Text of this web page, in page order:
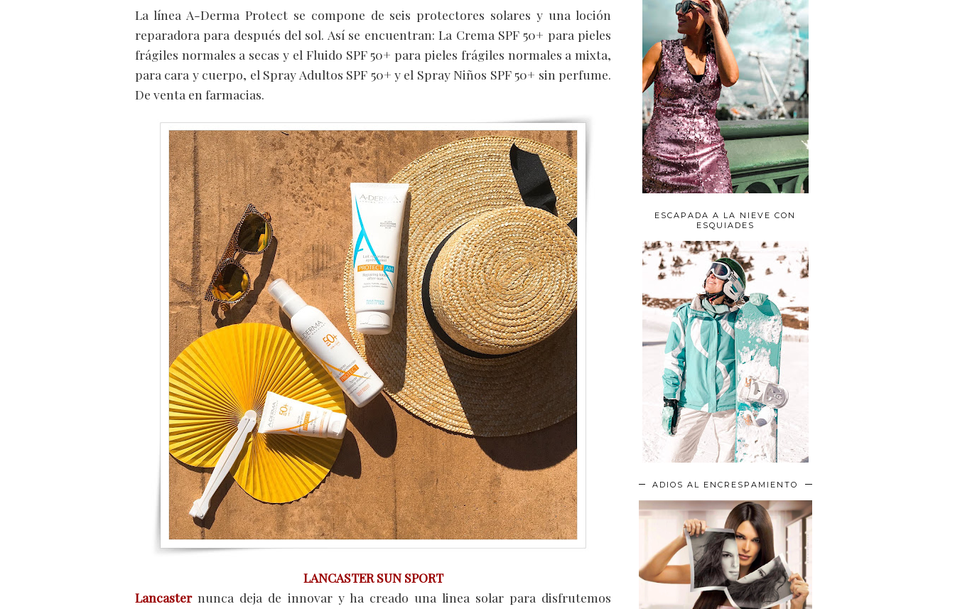
La línea A-Derma Protect se compone de seis protectores solares y una loción
reparadora para después del sol. Así se encuentran: La Crema SPF 50+ para pieles
frágiles normales a secas y el Fluido SPF 50+ para pieles frágiles normales a mixta,
para cara y cuerpo, el Spray Adultos SPF 50+ y el Spray Niños SPF 50+ sin perfume.
De venta en farmacias.
LANCASTER SUN SPORT
Lancasternunca deja de innovar y ha creado una linea solar para disfrutemos
ESCAPADA A LA NIEVE CON
ESQUIADES
ADIOS AL ENCRESPAMIENTO